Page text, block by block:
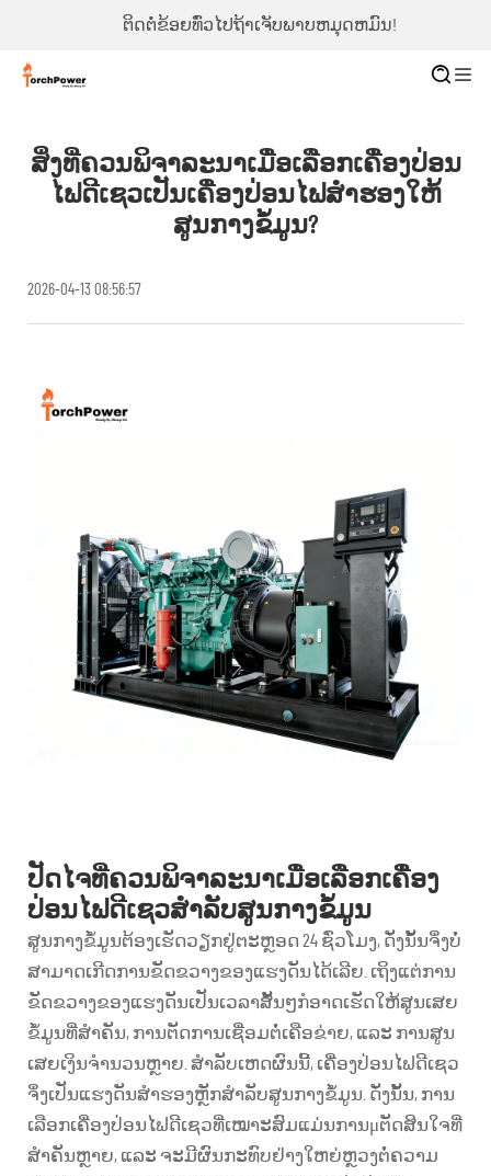
ຕິດຕໍ່ຂ້ອຍທົ່ວໄປຖ້າເຈັບພາບຫມຸດຫມົນ!
ສິ່ງທີ່ຄວນພິຈາລະນາເມື່ອເລືອກເຄື່ອງປ່ອນ
ໄຟດີເຊວເປັນເຄື່ອງປ່ອນໄຟສຳຮອງໃຫ້
ສູນກາງຂໍ້ມູນ?
2026-04-13 08:56:57
ປັດໄຈທີ່ຄວນພິຈາລະນາເມື່ອເລືອກເຄື່ອງ
ປ່ອນໄຟດີເຊວສຳລັບສູນກາງຂໍ້ມູນ
ສູນກາງຂໍ້ມູນຕ້ອງເຮັດວຽກຢູ່ຕະຫຼອດ 24 ຊົ່ວໂມງ, ດັ່ງນັ້ນຈຶ່ງບໍ່
ສາມາດເກີດການຂັດຂວາງຂອງແຮງດັນໄດ້ເລີຍ. ເຖິງແຕ່ການ
ຂັດຂວາງຂອງແຮງດັນເປັນເວລາສັ້ນໆກໍອາດເຮັດໃຫ້ສູນເສຍ
ຂໍ້ມູນທີ່ສຳຄັນ, ການຕັດການເຊື່ອມຕໍ່ເຄືອຂ່າຍ, ແລະ ການສູນ
ເສຍເງິນຈຳນວນຫຼາຍ. ສຳລັບເຫດຜົນນີ້, ເຄື່ອງປ່ອນໄຟດີເຊວ
ຈຶ່ງເປັນແຮງດັນສຳຮອງຫຼັກສຳລັບສູນກາງຂໍ້ມູນ. ດັ່ງນັ້ນ, ການ
ເລືອກເຄື່ອງປ່ອນໄຟດີເຊວທີ່ເໝາະສົມແມ່ນການμຕັດສິນໃຈທີ່
ສຳຄັນຫຼາຍ, ແລະ ຈະມີຜົນກະທົບຢ່າງໃຫຍ່ຫຼວງຕໍ່ຄວາມ